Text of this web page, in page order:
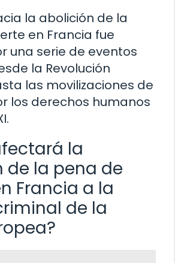
la abolición de la
en Francia fue
una serie de eventos
la Revolución
las movilizaciones de
los derechos humanos
la
de la pena de
Francia a la
de la